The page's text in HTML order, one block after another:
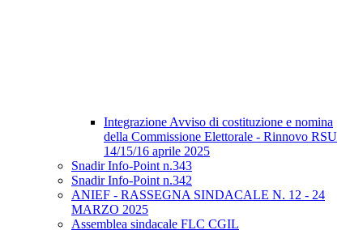
Integrazione Avviso di costituzione e nomina
della Commissione Elettorale - Rinnovo RSU
14/15/16 aprile 2025
Snadir Info-Point n.343
Snadir Info-Point n.342
ANIEF - RASSEGNA SINDACALE N. 12 - 24
MARZO 2025
Assemblea sindacale FLC CGIL